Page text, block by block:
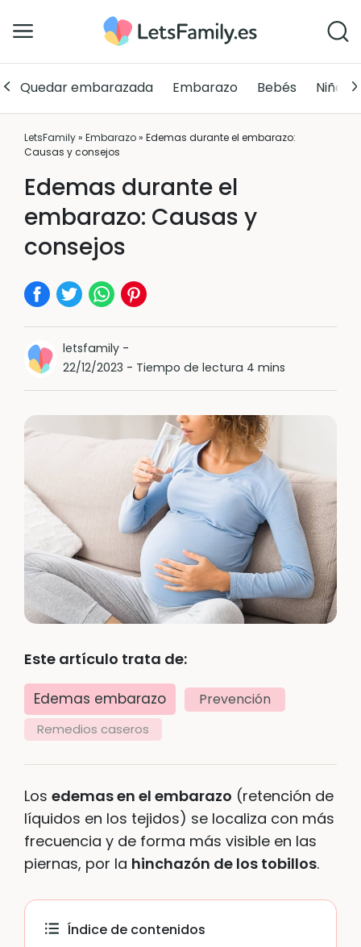
Quedar embarazada Embarazo Bebés Niños
LetsFamily» Embarazo» Edemas durante el embarazo:
Causas y consejos
Edemas durante el
embarazo: Causas y
consejos
letsfamily -
22/12/2023 - Tiempo de lectura 4 mins
Este artículo trata de:
Edemas embarazo Prevención
Remedios caseros
Los edemas en el embarazo (retención de
líquidos en los tejidos) se localiza con más
frecuencia y de forma más visible en las
piernas, por la hinchazón de los tobillos.
Índice de contenidos